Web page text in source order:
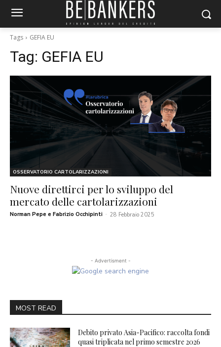
Tags GEFIA EU
Tag: GEFIA EU
OSSERVATORIO CARTOLARIZZAZIONI
Nuove direttirci per lo sviluppo del
mercato delle cartolarizzazioni
Norman Pepe e Fabrizio Occhipinti - 28 Febbraio 2025
- Advertisment -
MOST READ
Debito privato Asia-Pacifico: raccolta fondi
quasi triplicata nel primo semestre 2026